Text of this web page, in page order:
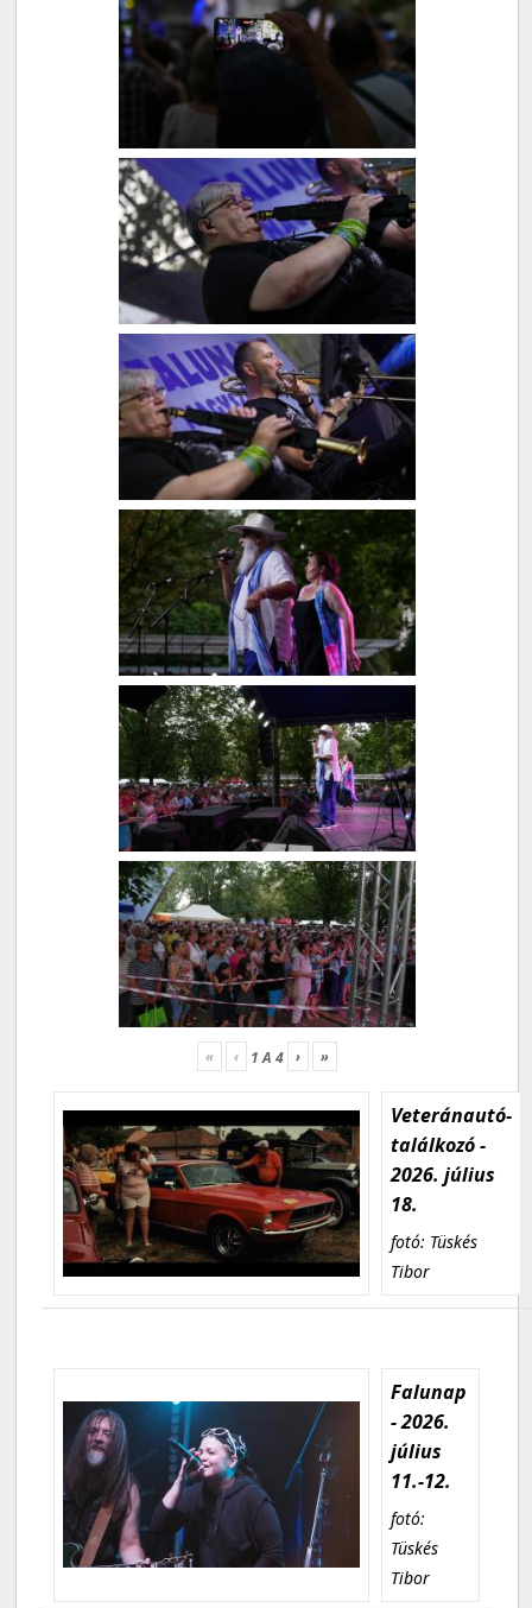
« ‹ 1A 4 › »
Veteránautó-
találkozó -
2026. július
18.
fotó: Tüskés
Tibor
Falunap
- 2026.
július
11.-12.
fotó:
Tüskés
Tibor